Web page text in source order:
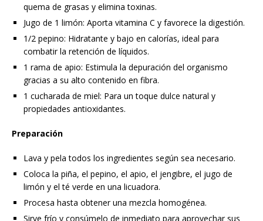
quema de grasas y elimina toxinas.
Jugo de 1 limón: Aporta vitamina C y favorece la digestión.
1/2 pepino: Hidratante y bajo en calorías, ideal para
combatir la retención de líquidos.
1 rama de apio: Estimula la depuración del organismo
gracias a su alto contenido en fibra.
1 cucharada de miel: Para un toque dulce natural y
propiedades antioxidantes.
Preparación
Lava y pela todos los ingredientes según sea necesario.
Coloca la piña, el pepino, el apio, el jengibre, el jugo de
limón y el té verde en una licuadora.
Procesa hasta obtener una mezcla homogénea.
Sirve frío y consúmelo de inmediato para aprovechar sus